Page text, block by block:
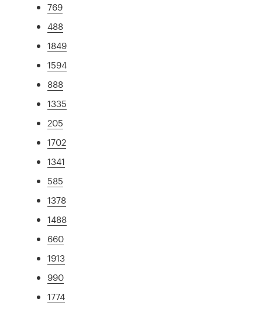
769
488
1849
1594
888
1335
205
1702
1341
585
1378
1488
660
1913
990
1774